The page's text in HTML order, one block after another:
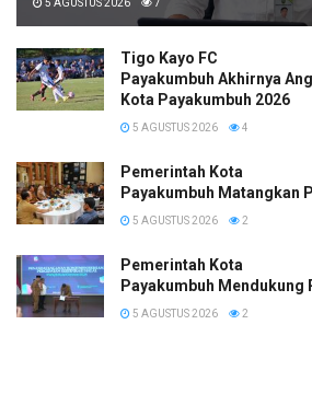
5 AGUSTUS 2026 7
Tigo Kayo FC
Payakumbuh Akhirnya
Kota Payakumbuh 2026
5 AGUSTUS 2026 4
Pemerintah Kota
Payakumbuh Matangkan
5 AGUSTUS 2026 2
Pemerintah Kota
Payakumbuh
5 AGUSTUS 2026 2